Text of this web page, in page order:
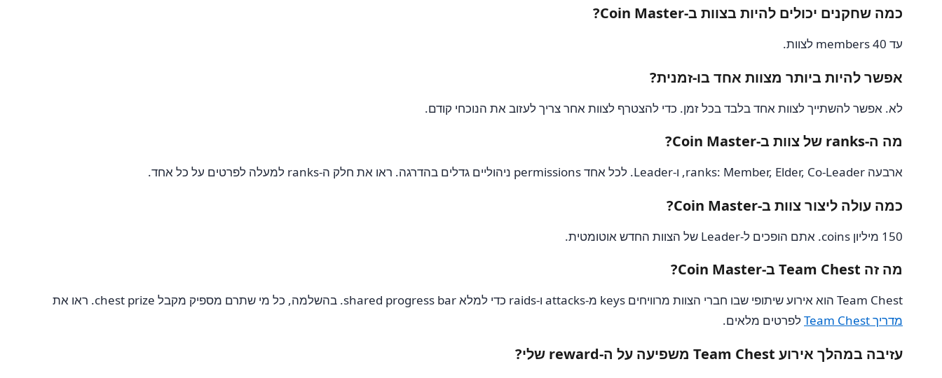
כמה שחקנים יכולים להיות בצוות ב-Coin Master?
עד 40 members לצוות.
אפשר להיות ביותר מצוות אחד בו-זמנית?
לא. אפשר להשתייך לצוות אחד בלבד בכל זמן. כדי להצטרף לצוות אחר צריך לעזוב את הנוכחי קודם.
מה ה-ranks של צוות ב-Coin Master?
ארבעה ranks: Member, Elder, Co-Leader, ו-Leader. לכל אחד permissions ניהוליים גדלים בהדרגה. ראו את חלק ה-ranks למעלה לפרטים על כל אחד.
כמה עולה ליצור צוות ב-Coin Master?
150 מיליון coins. אתם הופכים ל-Leader של הצוות החדש אוטומטית.
מה זה Team Chest ב-Coin Master?
Team Chest הוא אירוע שיתופי שבו חברי הצוות מרוויחים keys מ-attacks ו-raids כדי למלא shared progress bar. בהשלמה, כל מי שתרם מספיק מקבל chest prize. ראו את
מדריך Team Chest
לפרטים מלאים.
עזיבה במהלך אירוע Team Chest משפיעה על ה-reward שלי?